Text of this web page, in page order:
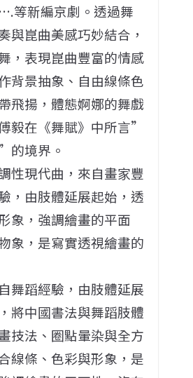
等新編京劇。透過舞
與崑曲美感巧妙結合，
，表現崑曲豐富的情感
背景抽象、自由線條色
飛揚，體態婀娜的舞戲
毅在《舞賦》中所言”
境界。
性現代曲，來自畫家豐
，由肢體延展起始，透
象，強調繪畫的平面
象，是寫實透視繪畫的
舞蹈經驗，由肢體延展
將中國書法與舞蹈肢體
技法、圈點暈染與全方
線條、色彩與形象，是